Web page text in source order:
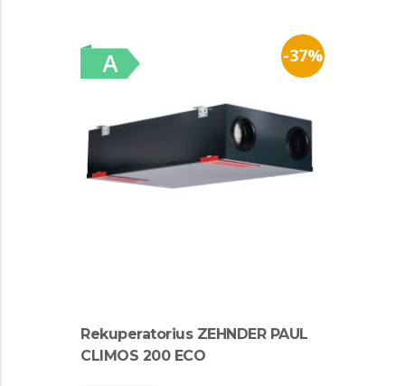
-37%
Rekuperatorius ZEHNDER PAUL
CLIMOS 200 ECO